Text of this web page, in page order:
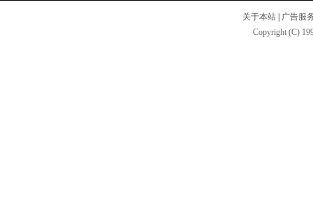
关于本站
广告服
Copyright (C)